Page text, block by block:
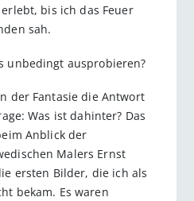
bis ich das Feuer
sah.
unbedingt ausprobieren?
der Fantasie die Antwort
Was ist dahinter? Das
Anblick der
Malers Ernst
ersten Bilder, die ich als
bekam. Es waren